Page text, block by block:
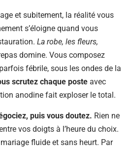
et subitement, la réalité vous
s’éloigne quand vous
La robe, les fleurs,
domine. Vous composez
fébrile, sous les ondes de la
scrutez chaque poste avec
anodine fait exploser le total.
puis vous doutez. Rien ne
vos doigts à l’heure du choix.
fluide et sans heurt. Par